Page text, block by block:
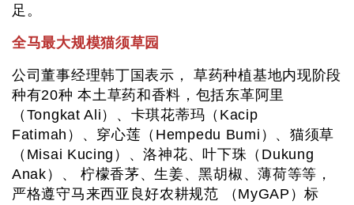
足。
全马最大规模猫须草园
公司董事经理韩丁国表示， 草药种植基地内现阶段
种有20种 本土草药和香料，包括东革阿里
（Tongkat Ali）、卡琪花蒂玛（Kacip
Fatimah）、穿心莲（Hempedu Bumi）、猫须草
（Misai Kucing）、洛神花、叶下珠（Dukung
Anak）、 柠檬香茅、生姜、黑胡椒、薄荷等等，
严格遵守马来西亚良好农耕规范 （MyGAP）标